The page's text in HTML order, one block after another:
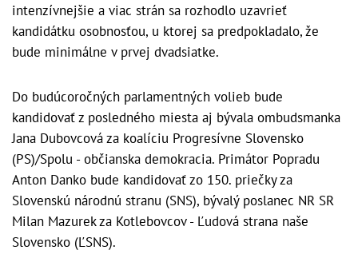
intenzívnejšie a viac strán sa rozhodlo uzavrieť
kandidátku osobnosťou, u ktorej sa predpokladalo, že
bude minimálne v prvej dvadsiatke.
Do budúcoročných parlamentných volieb bude
kandidovať z posledného miesta aj bývala ombudsmanka
Jana Dubovcová za koalíciu Progresívne Slovensko
(PS)/Spolu - občianska demokracia. Primátor Popradu
Anton Danko bude kandidovať zo 150. priečky za
Slovenskú národnú stranu (SNS), bývalý poslanec NR SR
Milan Mazurek za Kotlebovcov - Ľudová strana naše
Slovensko (ĽSNS).